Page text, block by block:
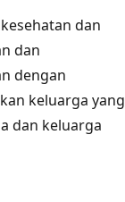
dan
dan
dengan
keluarga yang
dan keluarga